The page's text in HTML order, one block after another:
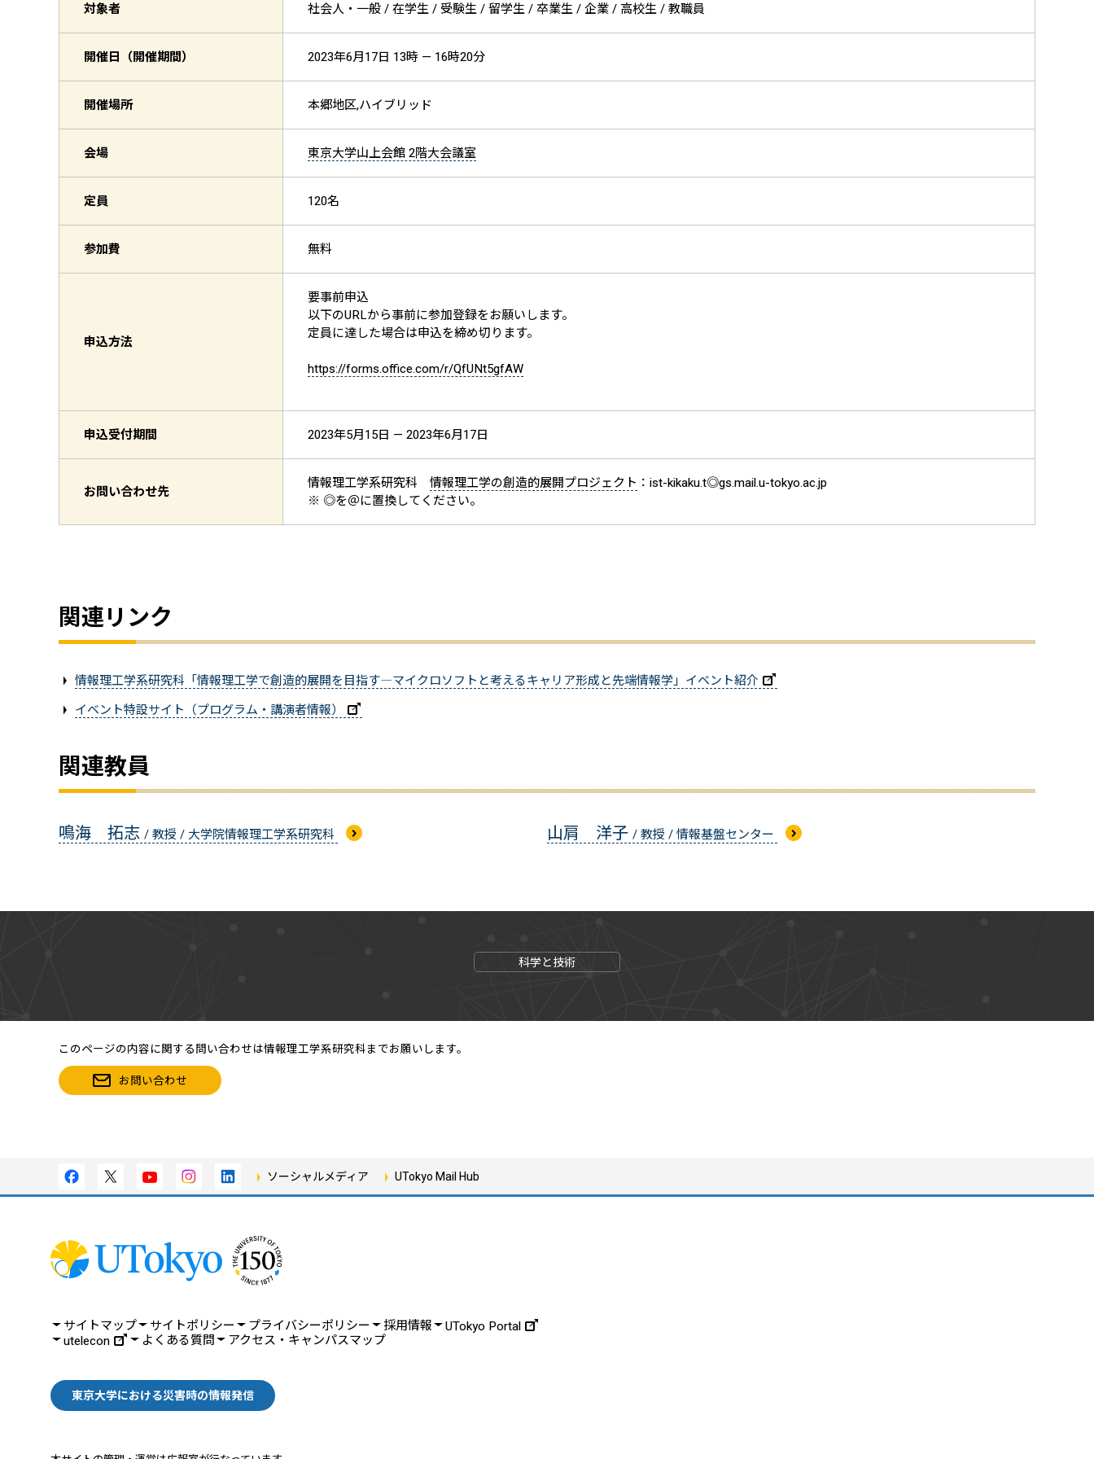
対象者 社会人・一般 / 在学生 / 受験生 / 留学生 / 卒業生 / 企業 / 高校生 / 教職員
開催日（開催期間） 2023年6月17日 13時 — 16時20分
開催場所 本郷地区,ハイブリッド
会場 東京大学山上会館 2階大会議室
定員 120名
参加費 無料
申込方法
要事前申込
以下のURLから事前に参加登録をお願いします。
定員に達した場合は申込を締め切ります。
https://forms.office.com/r/QfUNt5gfAW
申込受付期間 2023年5月15日 — 2023年6月17日
お問い合わせ先
情報理工学系研究科 情報理工学の創造的展開プロジェクト ：ist-kikaku.t◎gs.mail.u-tokyo.ac.jp
※ ◎を＠に置換してください。
関連リンク
情報理工学系研究科「情報理工学で創造的展開を目指す―マイクロソフトと考えるキャリア形成と先端情報学」イベント紹介
イベント特設サイト（プログラム・講演者情報）
関連教員
鳴海 拓志 / 教授 / 大学院情報理工学系研究科 山肩 洋子 / 教授 / 情報基盤センター
科学と技術
このページの内容に関する問い合わせは情報理工学系研究科までお願いします。
お問い合わせ
ソーシャルメディア UTokyo Mail Hub
サイトマップ サイトポリシー プライバシーポリシー 採用情報
UTokyo Portal
utelecon
よくある質問 アクセス・キャンパスマップ
東京大学における災害時の情報発信